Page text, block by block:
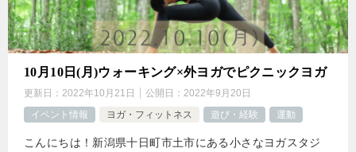
10月10日(月)ウォーキング×外ヨガでピクニックヨガ
更新日： 2022年10月21日 公開日： 2022年9月20日
イベント情報
ヨガ・フィットネス 遊び・経験 運動
こんにちは！新潟県十日町市土市にある小さなヨガスタジ